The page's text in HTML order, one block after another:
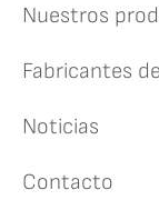
Nuestros
Fabricantes
Noticias
Contacto